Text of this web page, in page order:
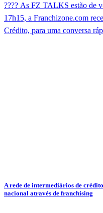
???? As FZ TALKS estão de
17h15, a Franchizone.com
Crédito, para uma conversa
A rede de intermediários de
nacional através de franchising